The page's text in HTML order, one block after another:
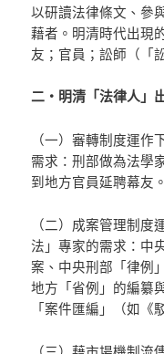
以研讀法律條文、參
藉者。明清時代出現
友；官員；訟師（「
二‧明清「法律人」
（一）審轉制度運
需求：刑部做為法學
到地方官員延聘幕友。
（二）成案管理制
法」專家的需求：中
案、中央刑部「律例
地方「省例」的編纂
「案件匯編」（如《